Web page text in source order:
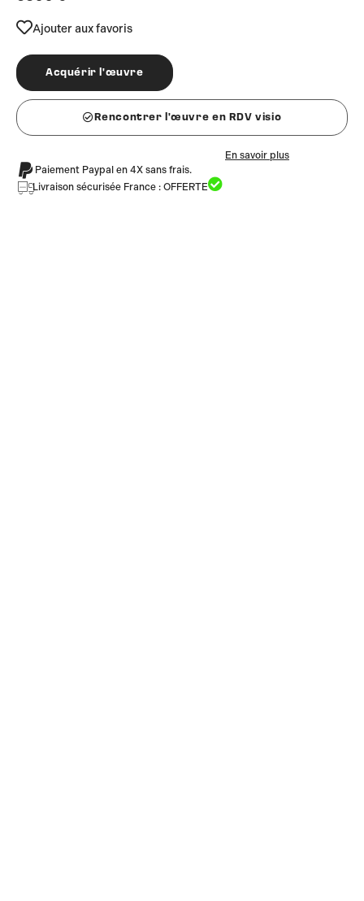
Ajouter aux favoris
Acquérir l'œuvre
Rencontrer l'œuvre en RDV visio
Paiement Paypal en 4X sans frais.
En savoir plus
Livraison sécurisée France : OFFERTE